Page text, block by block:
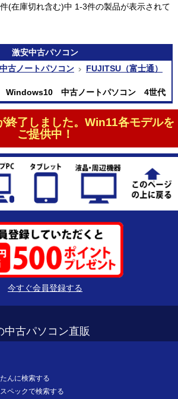
件(在庫切れ含む)中 1-3件の製品が表示されて
激安中古パソコン
中古ノートパソコン
FUJITSU（富士通）
Windows10 中古ノートパソコン 4世代
終了しました。Win11各モデルを
ご提供中！
今すぐ会員登録する
中古パソコン直販
んに検索する
ペックで検索する